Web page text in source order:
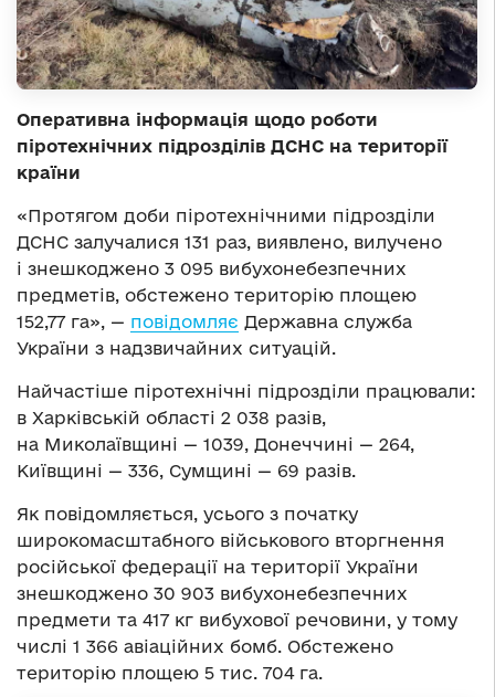
Оперативна інформація щодо роботи
піротехнічних підрозділів ДСНС на території
країни
«Протягом доби піротехнічними підрозділи
ДСНС залучалися 131 раз, виявлено, вилучено
і знешкоджено 3 095 вибухонебезпечних
предметів, обстежено територію площею
152,77 га», — повідомляє Державна служба
України з надзвичайних ситуацій.
Найчастіше піротехнічні підрозділи працювали:
в Харківській області 2 038 разів,
на Миколаївщині — 1039, Донеччині — 264,
Київщині — 336, Сумщині — 69 разів.
Як повідомляється, усього з початку
широкомасштабного військового вторгнення
російської федерації на території України
знешкоджено 30 903 вибухонебезпечних
предмети та 417 кг вибухової речовини, у тому
числі 1 366 авіаційних бомб. Обстежено
територію площею 5 тис. 704 га.